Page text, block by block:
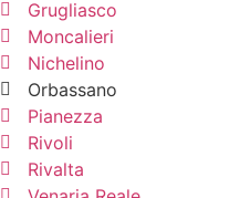
Grugliasco
Moncalieri
Nichelino
Orbassano
Pianezza
Rivoli
Rivalta